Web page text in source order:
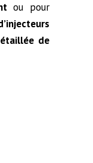
ou pour
de